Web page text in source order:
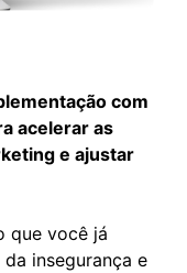
com
acelerar as
e ajustar
que você já
insegurança e